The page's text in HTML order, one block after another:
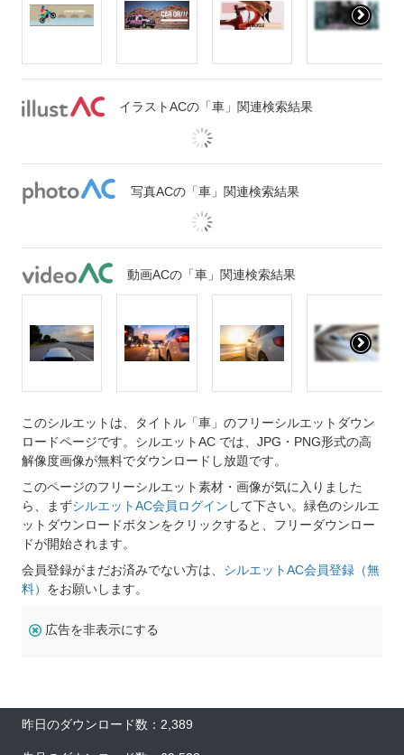
イラストACの「車」関連検索結果
写真ACの「車」関連検索結果
動画ACの「車」関連検索結果
このシルエットは、タイトル「車」のフリーシルエットダウン
ロードページです。シルエットAC では、JPG・PNG形式の高
解像度画像が無料でダウンロードし放題です。
このページのフリーシルエット素材・画像が気に入りました
ら、まずシルエットAC会員ログイン して下さい。緑色のシルエ
ットダウンロードボタンをクリックすると、フリーダウンロー
ドが開始されます。
会員登録がまだお済みでない方は、 シルエットAC会員登録（無
料） をお願いします。
広告を非表示にする
昨日のダウンロード数：2,389